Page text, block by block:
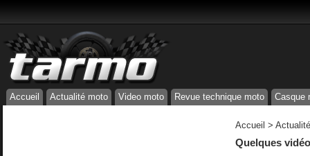
Accueil Actualité moto Video moto Revue technique moto Casque
Accueil >
Quelques